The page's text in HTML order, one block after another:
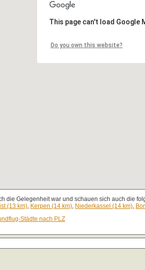
This page can't load Google
Do you own this website?
die Gelegenheit war und schauen sich auch die
(13 km), Kerpen (14 km), Niederkassel (14 km),
Städte nach PLZ